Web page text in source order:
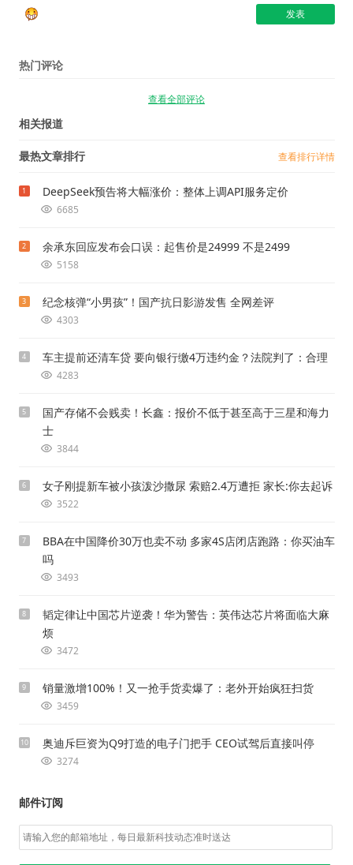
热门评论
查看全部评论
相关报道
最热文章排行 查看排行详情
1 DeepSeek预告将大幅涨价：整体上调API服务定价
6685
2 余承东回应发布会口误：起售价是24999 不是2499
5158
3 纪念核弹“小男孩”！国产抗日影游发售 全网差评
4303
4 车主提前还清车贷 要向银行缴4万违约金？法院判了：合理
4283
5
国产存储不会贱卖！长鑫：报价不低于甚至高于三星和海力
士
3844
6 女子刚提新车被小孩泼沙撒尿 索赔2.4万遭拒 家长:你去起诉
3522
7
BBA在中国降价30万也卖不动 多家4S店闭店跑路：你买油车
吗
3493
8
韬定律让中国芯片逆袭！华为警告：英伟达芯片将面临大麻
烦
3472
9 销量激增100%！又一抢手货卖爆了：老外开始疯狂扫货
3459
10 奥迪斥巨资为Q9打造的电子门把手 CEO试驾后直接叫停
3274
邮件订阅